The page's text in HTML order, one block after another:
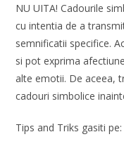
NU UITA! Cadourile
cu intentia de a
semnificatii specifice.
si pot exprima
alte emotii. De aceea,
cadouri simbolice
Tips and Triks gasiti pe: